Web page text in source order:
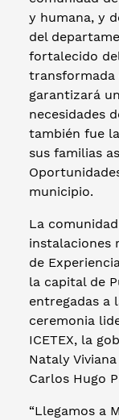
y humana, y
del
fortalecido
transformada
garantizará
necesidades
también fue
sus familias
municipio.
La
instalaciones
de
la capital de
entregadas a
ceremonia
ICETEX, la
Nataly
Carlos Hugo
“Llegamos a